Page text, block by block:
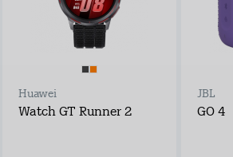
Huawei
Watch GT Runner 2
JBL
GO 4